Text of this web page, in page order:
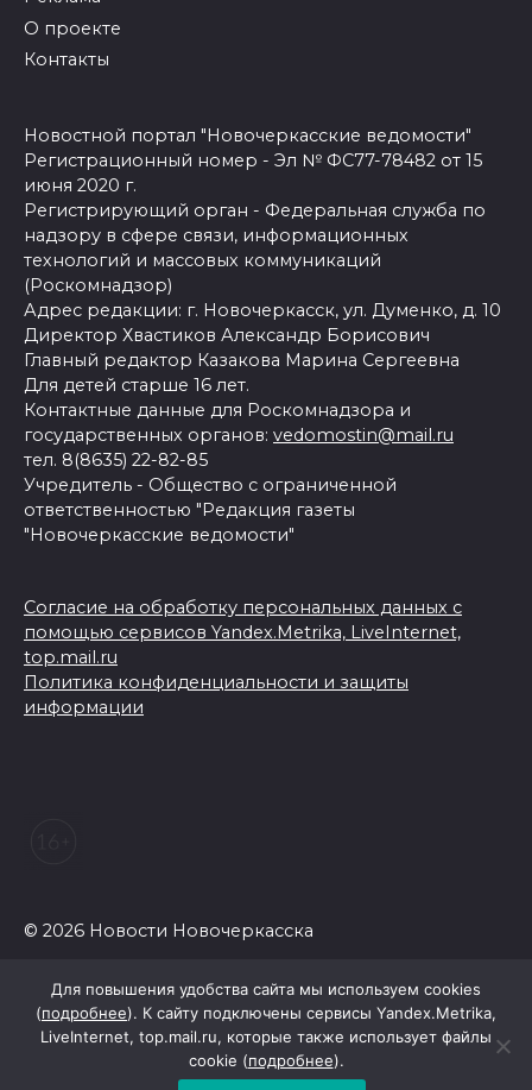
О проекте
Контакты
Новостной портал "Новочеркасские ведомости"
Регистрационный номер - Эл № ФС77-78482 от 15
июня 2020 г.
Регистрирующий орган - Федеральная служба по
надзору в сфере связи, информационных
технологий и массовых коммуникаций
(Роскомнадзор)
Адрес редакции: г. Новочеркасск, ул. Думенко, д. 10
Директор Хвастиков Александр Борисович
Главный редактор Казакова Марина Сергеевна
Для детей старше 16 лет.
Контактные данные для Роскомнадзора и
государственных органов: vedomostin@mail.ru
тел. 8(8635) 22-82-85
Учредитель - Общество с ограниченной
ответственностью "Редакция газеты
"Новочеркасские ведомости"
Согласие на обработку персональных данных с
помощью сервисов Yandex.Metrika, LiveInternet,
top.mail.ru
Политика конфиденциальности и защиты
информации
© 2026 Новости Новочеркасска
Для повышения удобства сайта мы используем cookies
(подробнее). К сайту подключены сервисы Yandex.Metrika,
LiveInternet, top.mail.ru, которые также использует файлы
cookie (подробнее).